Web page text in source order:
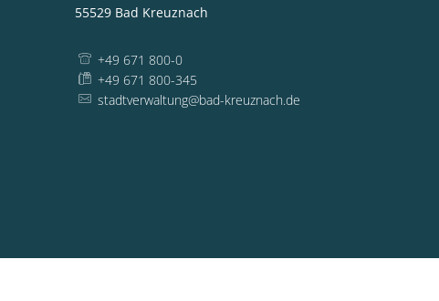
55529 Bad Kreuznach
+49 671 800-0
+49 671 800-345
stadtverwaltung@bad-kreuznach.de